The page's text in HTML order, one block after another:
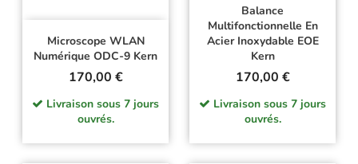
Microscope WLAN
Numérique ODC-9 Kern
Prix
170,00 €
Livraison sous 7 jours
ouvrés.
Balance
Multifonctionnelle En
Acier Inoxydable EOE
Kern
Prix
170,00 €
Livraison sous 7 jours
ouvrés.